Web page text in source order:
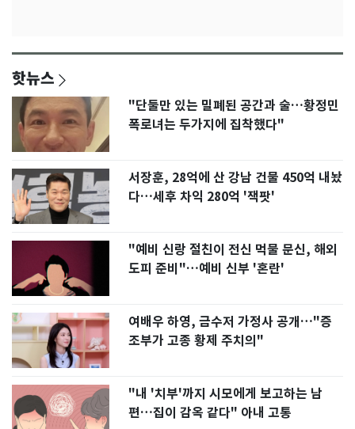
핫뉴스
"단둘만 있는 밀폐된 공간과 술…황정민
폭로녀는 두가지에 집착했다"
서장훈, 28억에 산 강남 건물 450억 내놨
다…세후 차익 280억 '잭팟'
"예비 신랑 절친이 전신 먹물 문신, 해외
도피 준비"…예비 신부 '혼란'
여배우 하영, 금수저 가정사 공개…"증
조부가 고종 황제 주치의"
"내 '치부'까지 시모에게 보고하는 남
편…집이 감옥 같다" 아내 고통